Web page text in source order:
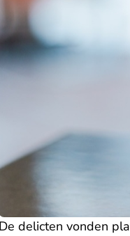
De delicten vonden